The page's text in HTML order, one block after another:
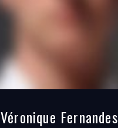
Véronique Fernandes